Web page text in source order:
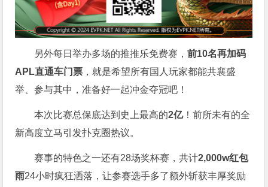
另外每日举办多场的推推乐免费赛，前10名再加码
APL直通车门票 ，就是希望所有国人玩家都能共襄盛
举、参与其中，准备好一起冲金夺冠吧！
本次比赛总保底达到史上最高的2亿！前所未有的全
新高度立马引发扑克圈热议。
赛事的特色之一还有28场奖杯赛，共计2,000w红包
雨24小时疯狂洒落，让参赛选手多了额外斩获丰厚奖励